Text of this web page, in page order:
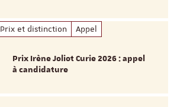
Prix et distinction Appel
Prix Irène Joliot Curie 2026 : appel
à candidature